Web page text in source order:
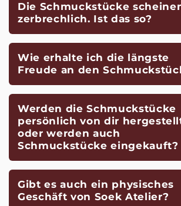
Die Schmuckstücke
zerbrechlich. Ist das so?
Wie erhalte ich die längste
Freude an den
Werden die Schmuckstücke
persönlich von dir
oder werden auch
Schmuckstücke eingekauft?
Gibt es auch ein physisches
Geschäft von Soek Atelier?